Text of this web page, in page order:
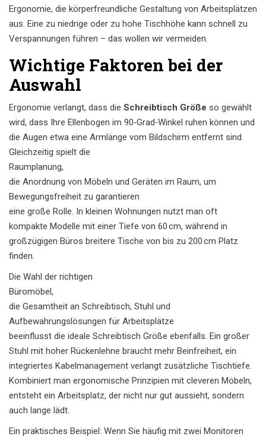
Ergonomie, die körperfreundliche Gestaltung von Arbeitsplätzen
aus. Eine zu niedrige oder zu hohe Tischhöhe kann schnell zu
Verspannungen führen – das wollen wir vermeiden.
Wichtige Faktoren bei der
Auswahl
Ergonomie verlangt, dass die Schreibtisch Größe so gewählt
wird, dass Ihre Ellenbogen im 90‑Grad‑Winkel ruhen können und
die Augen etwa eine Armlänge vom Bildschirm entfernt sind.
Gleichzeitig spielt die
Raumplanung,
die Anordnung von Möbeln und Geräten im Raum, um
Bewegungsfreiheit zu garantieren
eine große Rolle. In kleinen Wohnungen nutzt man oft
kompakte Modelle mit einer Tiefe von 60 cm, während in
großzügigen Büros breitere Tische von bis zu 200 cm Platz
finden.
Die Wahl der richtigen
Büromöbel,
die Gesamtheit an Schreibtisch, Stuhl und
Aufbewahrungslösungen für Arbeitsplätze
beeinflusst die ideale Schreibtisch Größe ebenfalls. Ein großer
Stuhl mit hoher Rückenlehne braucht mehr Beinfreiheit, ein
integriertes Kabelmanagement verlangt zusätzliche Tischtiefe.
Kombiniert man ergonomische Prinzipien mit cleveren Möbeln,
entsteht ein Arbeitsplatz, der nicht nur gut aussieht, sondern
auch lange lädt.
Ein praktisches Beispiel: Wenn Sie häufig mit zwei Monitoren